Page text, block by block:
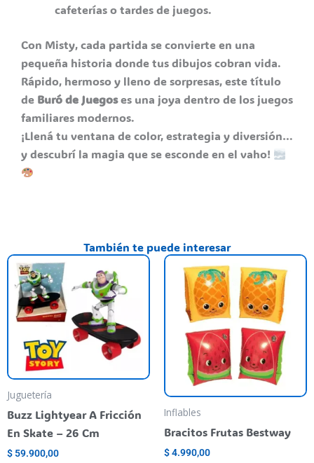
cafeterías o tardes de juegos.
Con Misty, cada partida se convierte en una
pequeña historia donde tus dibujos cobran vida.
Rápido, hermoso y lleno de sorpresas, este título
de Buró de Juegoses una joya dentro de los juegos
familiares modernos.
¡Llená tu ventana de color, estrategia y diversión…
y descubrí la magia que se esconde en el vaho!
También te puede interesar
Juguetería
Buzz Lightyear A Fricción
En Skate – 26 Cm
$ 59.900,00
Inflables
Bracitos Frutas Bestway
$4.990,00